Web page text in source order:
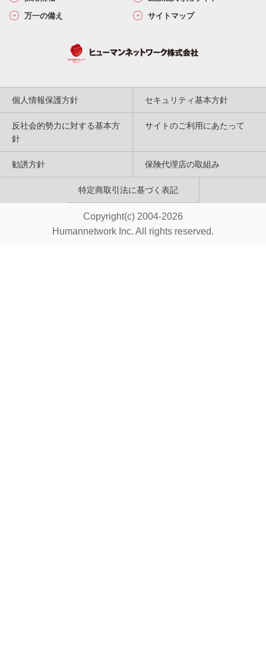
万一の備え
サイトマップ
個人情報保護方針 セキュリティ基本方針
反社会的勢力に対する基本方
針
サイトのご利用にあたって
勧誘方針 保険代理店の取組み
特定商取引法に基づく表記
Copyright(c) 2004-2026
Humannetwork Inc. All rights reserved.